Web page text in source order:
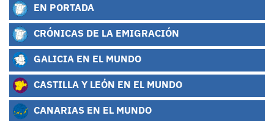
EN PORTADA
CRÓNICAS DE LA EMIGRACIÓN
GALICIA EN EL MUNDO
CASTILLA Y LEÓN EN EL MUNDO
CANARIAS EN EL MUNDO